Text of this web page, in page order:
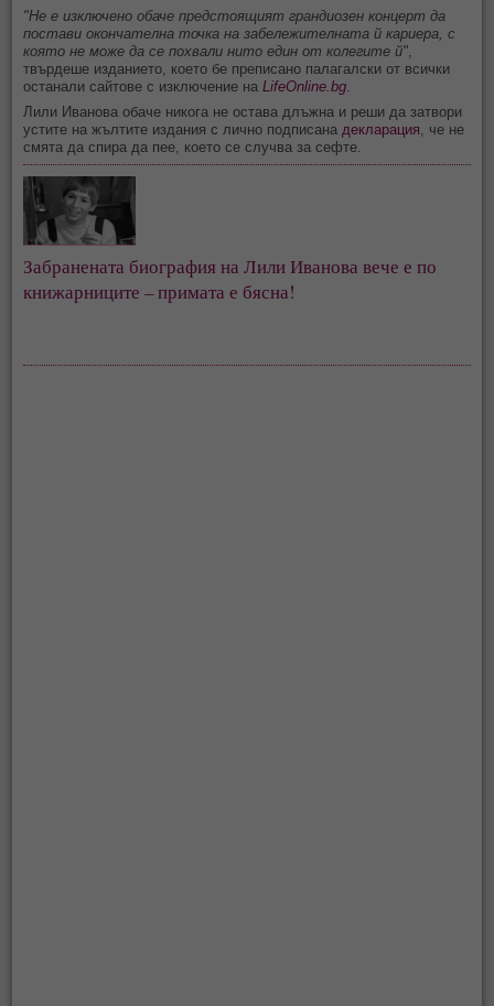
"Не е изключено обаче предстоящият грандиозен концерт да
постави окончателна точка на забележителната й кариера, с
която не може да се похвали нито един от колегите й",
твърдеше изданието, което бе преписано палагалски от всички
останали сайтове с изключение наLifeOnline.bg.
Лили Иванова обаче никога не остава длъжна и реши да затвори
устите на жълтите издания с лично подписанадекларация, че не
смята да спира да пее, което се случва за сефте.
Забранената биография на Лили Иванова вече е по
книжарниците – примата е бясна!